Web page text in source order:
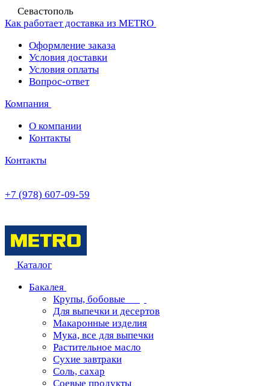
Севастополь
Как работает доставка из METRO
Оформление заказа
Условия доставки
Условия оплаты
Вопрос-ответ
Компания
О компании
Контакты
Контакты
+7 (978) 607-09-59
Каталог
Бакалея
Крупы, бобовые
Для выпечки и десертов
Макаронные изделия
Мука, все для выпечки
Растительное масло
Сухие завтраки
Соль, сахар
Соевые продукты